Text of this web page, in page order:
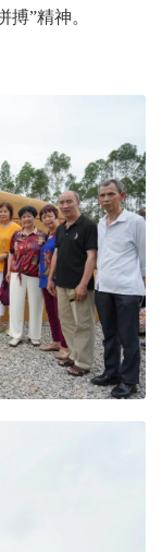
”精神。